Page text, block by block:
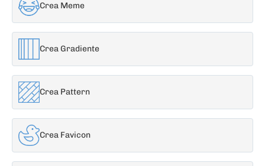
Crea Meme
Crea Gradiente
Crea Pattern
Crea Favicon